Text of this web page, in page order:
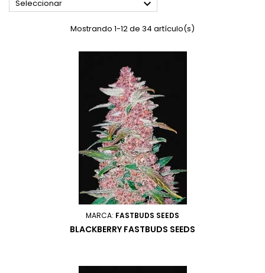
Seleccionar 
Mostrando 1-12 de 34 artículo(s)
MARCA: FASTBUDS SEEDS
BLACKBERRY FASTBUDS SEEDS